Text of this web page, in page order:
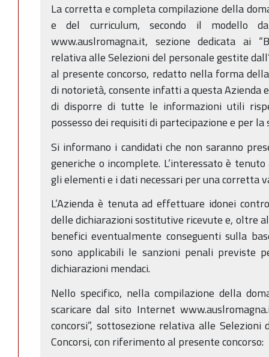
La corretta e completa compilazione della
e del curriculum, secondo il modello
www.auslromagna.it, sezione dedicata ai
relativa alle Selezioni del personale gestite
al presente concorso, redatto nella forma
di notorietà, consente infatti a questa Azienda
di disporre di tutte le informazioni utili
possesso dei requisiti di partecipazione e per
Si informano i candidati che non saranno
generiche o incomplete. L’interessato è
gli elementi e i dati necessari per una corretta
L’Azienda è tenuta ad effettuare idonei
delle dichiarazioni sostitutive ricevute e, oltre
benefici eventualmente conseguenti sulla
sono applicabili le sanzioni penali
dichiarazioni mendaci.
Nello specifico, nella compilazione della
scaricare dal sito Internet
concorsi”, sottosezione relativa alle
Concorsi, con riferimento al presente concorso: